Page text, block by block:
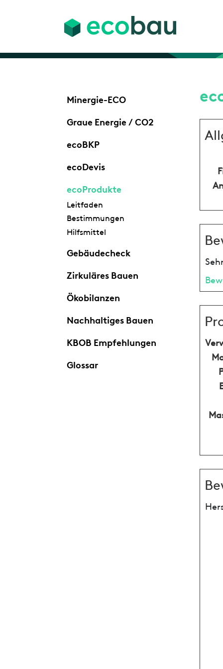
Minergie-ECO
Graue Energie / CO2
ecoBKP
ecoDevis
ecoProdukte
Leitfaden
Bestimmungen
Hilfsmittel
Gebäudecheck
Zirkuläres Bauen
Ökobilanzen
Nachhaltiges Bauen
KBOB Empfehlungen
Glossar